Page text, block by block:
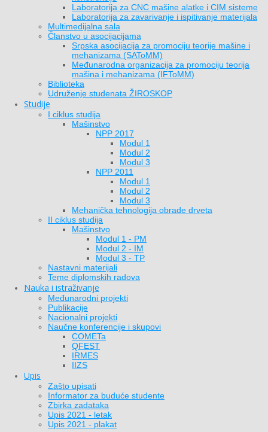
Laboratorija za CNC mašine alatke i CIM sisteme
Laboratorija za zavarivanje i ispitivanje materijala
Multimedijalna sala
Članstvo u asocijacijama
Srpska asocijacija za promociju teorije mašine i
mehanizama (SAToMM)
Međunarodna organizacija za promociju teorija
mašina i mehanizama (IFToMM)
Biblioteka
Udruženje studenata ŽIROSKOP
Studije
I ciklus studija
Mašinstvo
NPP 2017
Modul 1
Modul 2
Modul 3
NPP 2011
Modul 1
Modul 2
Modul 3
Mehanička tehnologija obrade drveta
II ciklus studija
Mašinstvo
Modul 1 - PM
Modul 2 - IM
Modul 3 - TP
Nastavni materijali
Teme diplomskih radova
Nauka i istraživanje
Međunarodni projekti
Publikacije
Nacionalni projekti
Naučne konferencije i skupovi
COMETa
QFEST
IRMES
IIZS
Upis
Zašto upisati
Informator za buduće studente
Zbirka zadataka
Upis 2021 - letak
Upis 2021 - plakat